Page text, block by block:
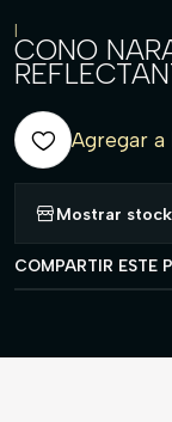
|
CONO
Agregar a
Mostrar
COMPARTIR ESTE